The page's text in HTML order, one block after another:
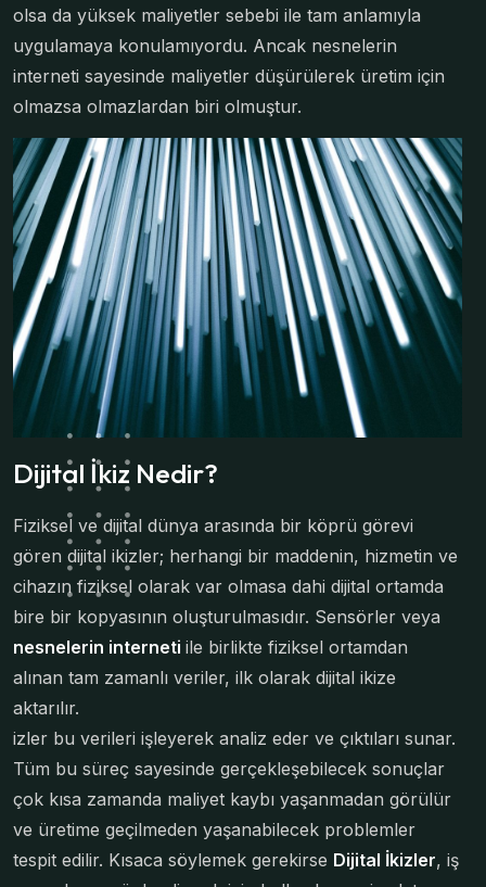
olsa da yüksek maliyetler sebebi ile tam anlamıyla
uygulamaya konulamıyordu. Ancak nesnelerin
interneti sayesinde maliyetler düşürülerek üretim için
olmazsa olmazlardan biri olmuştur.
Dijital İkiz Nedir?
Fiziksel ve dijital dünya arasında bir köprü görevi
gören dijital ikizler; herhangi bir maddenin, hizmetin ve
cihazın fiziksel olarak var olmasa dahi dijital ortamda
bire bir kopyasının oluşturulmasıdır. Sensörler veya
nesnelerin interneti ile birlikte fiziksel ortamdan
alınan tam zamanlı veriler, ilk olarak dijital ikize
aktarılır.
izler bu verileri işleyerek analiz eder ve çıktıları sunar.
Tüm bu süreç sayesinde gerçekleşebilecek sonuçlar
çok kısa zamanda maliyet kaybı yaşanmadan görülür
ve üretime geçilmeden yaşanabilecek problemler
tespit edilir. Kısaca söylemek gerekirse Dijital İkizler, iş